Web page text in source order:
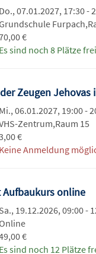
Do., 07.01.2027, 17:30 -
€
Es sind noch 8 Plätze frei
Zeugen Jehovas
Mi., 06.01.2027, 19:00 -
Zentrum,Raum 15
€
Keine Anmeldung
Aufbaukurs online
Sa., 19.12.2026, 09:00 -
€
Es sind noch 12 Plätze